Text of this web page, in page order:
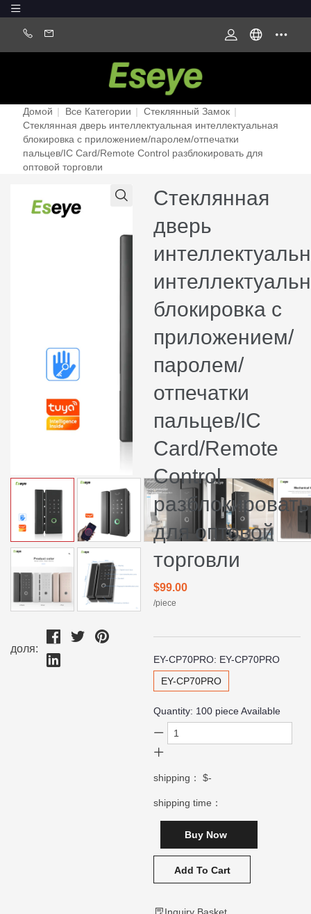
Домой | Все Категории | Стеклянный Замок |
Стеклянная дверь интеллектуальная интеллектуальная
блокировка с приложением/паролем/отпечатки
пальцев/IC Card/Remote Control разблокировать для
оптовой торговли
доля:
Стеклянная
дверь
блокировка с
приложением/
паролем/
отпечатки
пальцев/IC
Card/Remote
Control
разблокировать
для оптовой
торговли
$99.00
/piece
EY-CP70PRO: EY-CP70PRO
EY-CP70PRO
Quantity: 100 piece Available
shipping：$-
shipping time：
Buy Now
Add To Cart